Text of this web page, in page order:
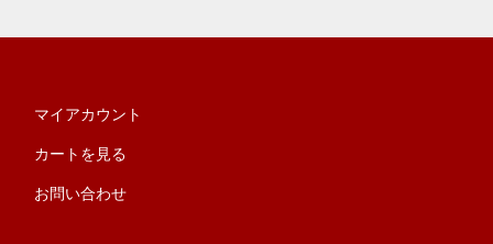
マイアカウント
カートを見る
お問い合わせ